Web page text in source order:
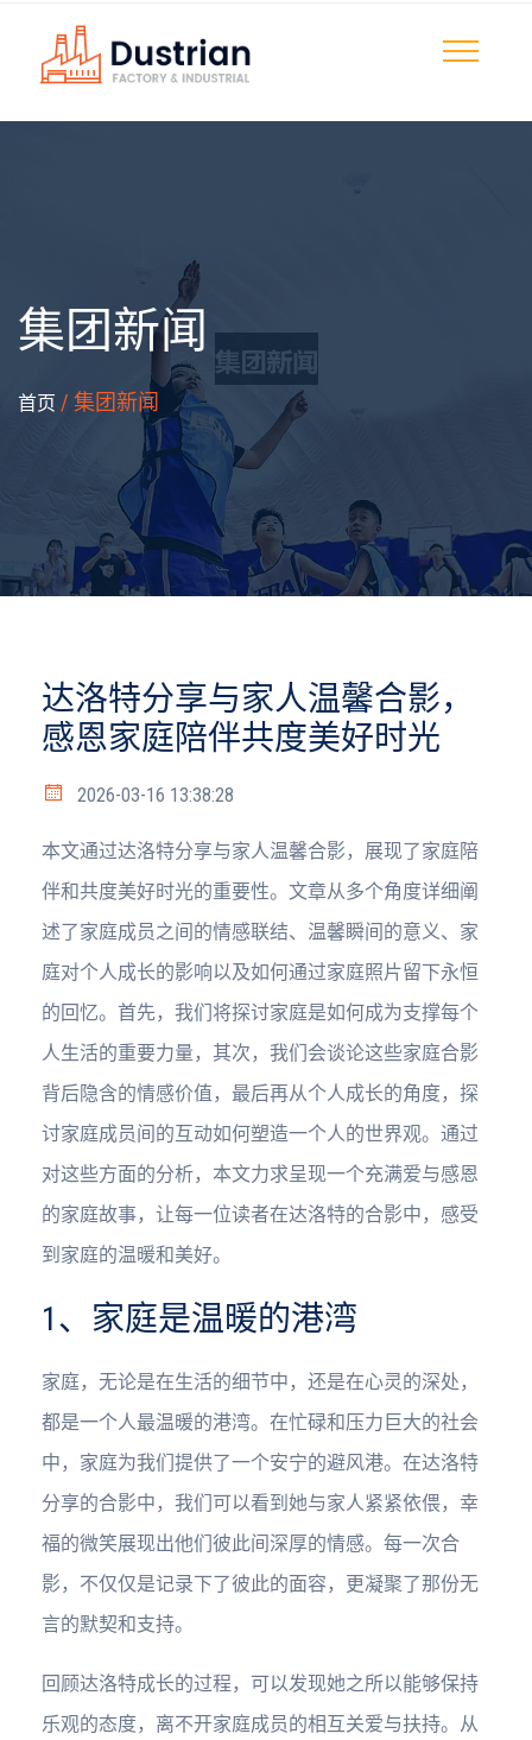
集团新闻
首页 / 集团新闻
达洛特分享与家人温馨合影，
感恩家庭陪伴共度美好时光
2026-03-16 13:38:28
本文通过达洛特分享与家人温馨合影，展现了家庭陪
伴和共度美好时光的重要性。文章从多个角度详细阐
述了家庭成员之间的情感联结、温馨瞬间的意义、家
庭对个人成长的影响以及如何通过家庭照片留下永恒
的回忆。首先，我们将探讨家庭是如何成为支撑每个
人生活的重要力量，其次，我们会谈论这些家庭合影
背后隐含的情感价值，最后再从个人成长的角度，探
讨家庭成员间的互动如何塑造一个人的世界观。通过
对这些方面的分析，本文力求呈现一个充满爱与感恩
的家庭故事，让每一位读者在达洛特的合影中，感受
到家庭的温暖和美好。
1、家庭是温暖的港湾
家庭，无论是在生活的细节中，还是在心灵的深处，
都是一个人最温暖的港湾。在忙碌和压力巨大的社会
中，家庭为我们提供了一个安宁的避风港。在达洛特
分享的合影中，我们可以看到她与家人紧紧依偎，幸
福的微笑展现出他们彼此间深厚的情感。每一次合
影，不仅仅是记录下了彼此的面容，更凝聚了那份无
言的默契和支持。
回顾达洛特成长的过程，可以发现她之所以能够保持
乐观的态度，离不开家庭成员的相互关爱与扶持。从